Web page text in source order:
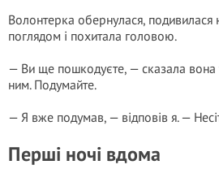
Волонтерка обернулася, подивилася
поглядом і похитала головою.
— Ви ще пошкодуєте, — сказала вона
ним. Подумайте.
— Я вже подумав, — відповів я. —
Перші ночі вдома